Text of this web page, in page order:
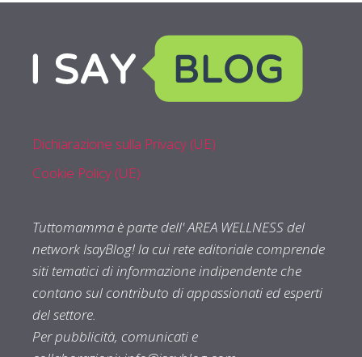
Dichiarazione sulla Privacy (UE)
Cookie Policy (UE)
Tuttomamma è parte dell' AREA WELLNESS del
network IsayBlog! la cui rete editoriale comprende
siti tematici di informazione indipendente che
contano sul contributo di appassionati ed esperti
del settore.
Per pubblicità, comunicati e